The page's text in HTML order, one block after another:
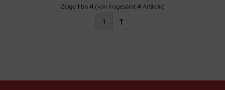
Zeige 1bis4(von insgesamt4Artikeln)
1